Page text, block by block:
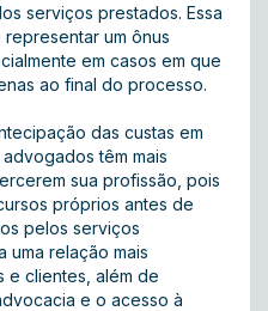
serviços prestados. Essa
um ônus
em casos em que
ao final do processo.
das custas em
têm mais
sua profissão, pois
próprios antes de
pelos serviços
uma relação mais
e clientes, além de
e o acesso à